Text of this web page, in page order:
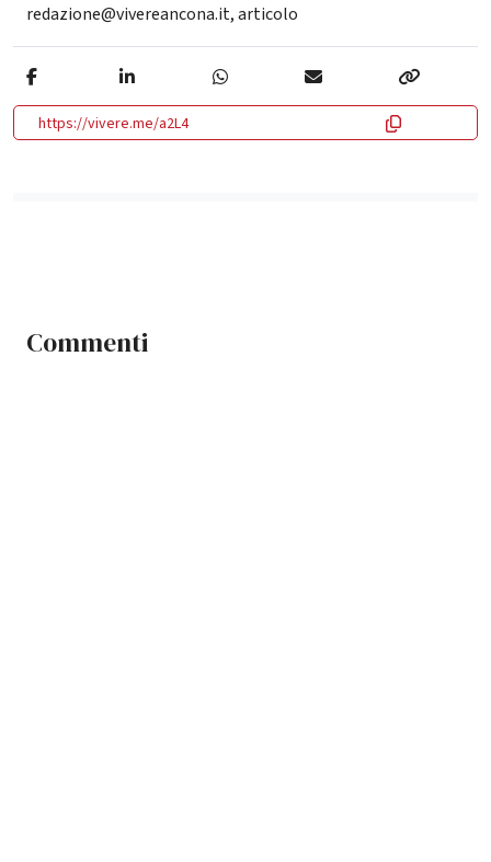
redazione@vivereancona.it,articolo
https://vivere.me/a2L4
Commenti